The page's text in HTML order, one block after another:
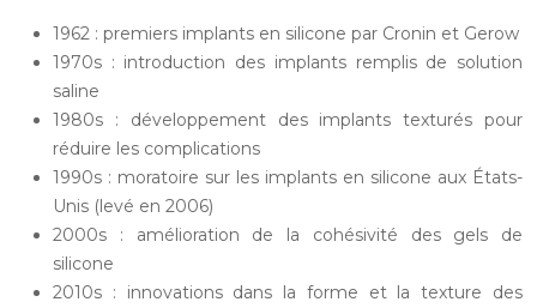
1962 : premiers implants en silicone par Cronin et Gerow
1970s : introduction des implants remplis de solution
saline
1980s : développement des implants texturés pour
réduire les complications
1990s : moratoire sur les implants en silicone aux États-
Unis (levé en 2006)
2000s : amélioration de la cohésivité des gels de
silicone
2010s : innovations dans la forme et la texture des